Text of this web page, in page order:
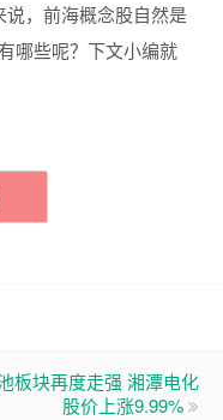
，前海概念股自然是
哪些呢？下文小编就
板块再度走强 湘潭电化
股价上涨9.99%